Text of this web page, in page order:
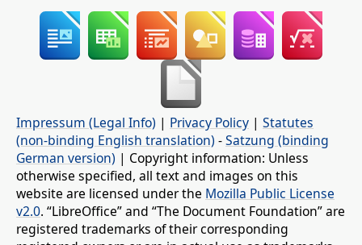
Impressum (Legal Info) | Privacy Policy | Statutes
(non-binding English translation) -Satzung (binding
German version) | Copyright information: Unless
otherwise specified, all text and images on this
website are licensed under the Mozilla Public License
v2.0. “LibreOffice” and “The Document Foundation” are
registered trademarks of their corresponding